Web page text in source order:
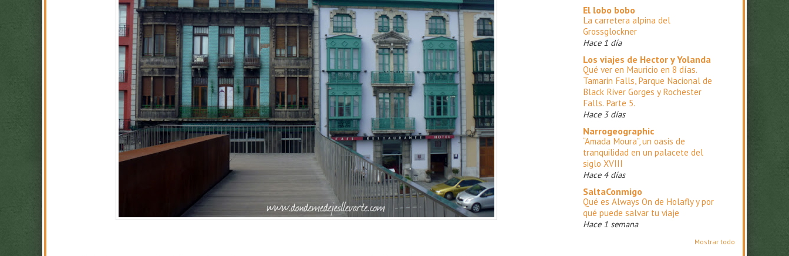
El lobo bobo
La carretera alpina del
Grossglockner
Hace 1 día
Los viajes de Hector y Yolanda
Qué ver en Mauricio en 8 días.
Tamarin Falls, Parque Nacional de
Black River Gorges y Rochester
Falls. Parte 5.
Hace 3 días
Narrogeographic
“Amada Moura”, un oasis de
tranquilidad en un palacete del
siglo XVIII
Hace 4 días
SaltaConmigo
Qué es Always On de Holafly y por
qué puede salvar tu viaje
Hace 1 semana
Mostrar todo